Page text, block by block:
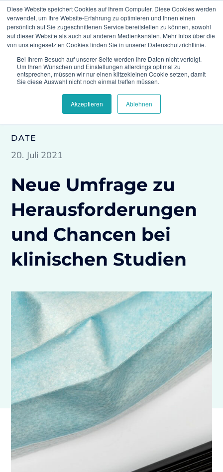
Diese Website speichert Cookies auf Ihrem Computer. Diese Cookies werden
verwendet, um Ihre Website-Erfahrung zu optimieren und Ihnen einen
persönlich auf Sie zugeschnittenen Service bereitstellen zu können, sowohl
auf dieser Website als auch auf anderen Medienkanälen. Mehr Infos über die
von uns eingesetzten Cookies finden Sie in unserer Datenschutzrichtlinie.
Bei Ihrem Besuch auf unserer Seite werden Ihre Daten nicht verfolgt.
Um Ihren Wünschen und Einstellungen allerdings optimal zu
entsprechen, müssen wir nur einen klitzekleinen Cookie setzen, damit
Sie diese Auswahl nicht noch einmal treffen müssen.
Akzeptieren Ablehnen
Climedo Press
Neue Umfrage zu
Herausforderungen und Chancen bei klinischen
Studien
Neue Umfrage zu
Herausforderungen
und Chancen bei
klinischen Studien
DATE
20. Juli 2021